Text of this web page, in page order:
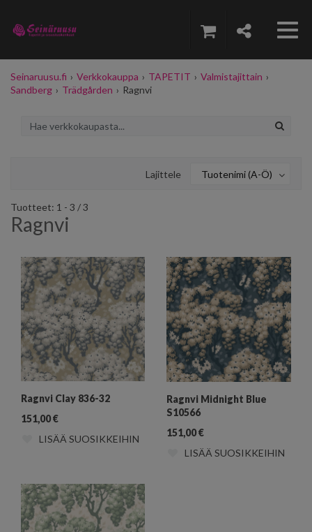
Seinaruusu.fi › Verkkokauppa › TAPETIT › Valmistajittain ›
Sandberg › Trädgården › Ragnvi
Lajittele Tuotenimi (A-Ö)
Tuotteet: 1 - 3 / 3
Ragnvi
Ragnvi Clay 836-32
151,00€
LISÄÄ SUOSIKKEIHIN
Ragnvi Midnight Blue
S10566
151,00€
LISÄÄ SUOSIKKEIHIN